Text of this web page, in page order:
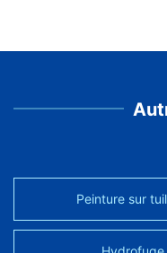
Peinture sur